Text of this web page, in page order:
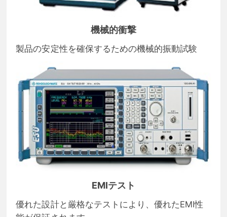
機械的衝撃
製品の安定性を確保するための機械的振動試験
EMIテスト
優れた設計と厳格なテストにより、優れたEMI性